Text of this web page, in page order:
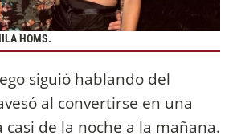
HOMS.
siguió hablando del
al convertirse en una
de la noche a la mañana.